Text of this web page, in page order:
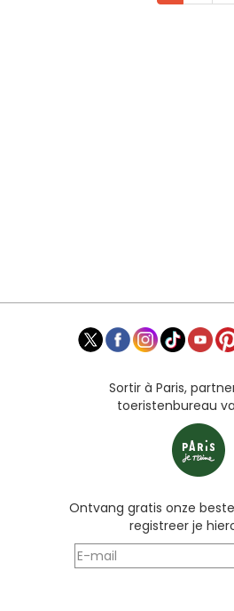
Sortir à Paris,
toeristenbureau
Ontvang gratis onze
registreer je